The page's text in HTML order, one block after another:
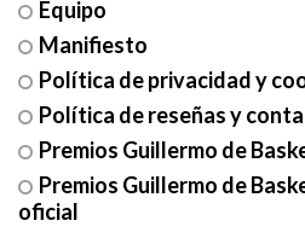
Equipo
Manifiesto
Política de privacidad y
Política de reseñas y
Premios Guillermo de
Premios Guillermo de
oficial